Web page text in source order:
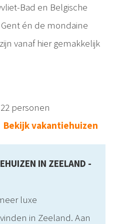
Bad en Belgische
én de mondaine
vanaf hier gemakkelijk
personen
Bekijk vakantiehuizen
IN ZEELAND -
luxe
in Zeeland. Aan